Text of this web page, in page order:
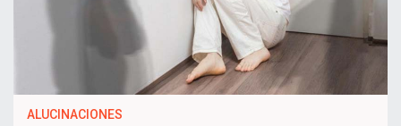
ALUCINACIONES